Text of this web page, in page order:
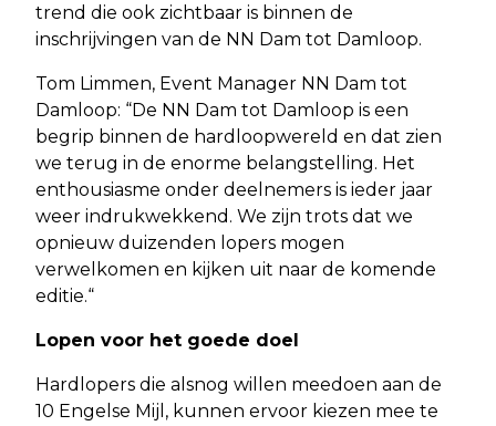
trend die ook zichtbaar is binnen de
inschrijvingen van de NN Dam tot Damloop.
Tom Limmen, Event Manager NN Dam tot
Damloop: “De NN Dam tot Damloop is een
begrip binnen de hardloopwereld en dat zien
we terug in de enorme belangstelling. Het
enthousiasme onder deelnemers is ieder jaar
weer indrukwekkend. We zijn trots dat we
opnieuw duizenden lopers mogen
verwelkomen en kijken uit naar de komende
editie.“
Lopen voor het goede doel
Hardlopers die alsnog willen meedoen aan de
10 Engelse Mijl, kunnen ervoor kiezen mee te